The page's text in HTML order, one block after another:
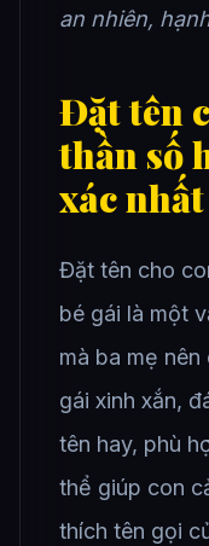
an nhiên,
Đặt tên
thần số
xác nhất
Đặt tên cho
bé gái là một
mà ba mẹ
gái xinh xắn,
tên hay, phù
thể giúp con
thích tên gọi